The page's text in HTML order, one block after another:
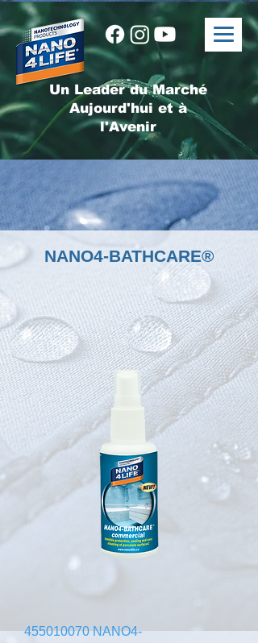
Un Leader du Marché
Aujourd'hui et à
l'Avenir
NANO4-BATHCARE®
455010070 NANO4-